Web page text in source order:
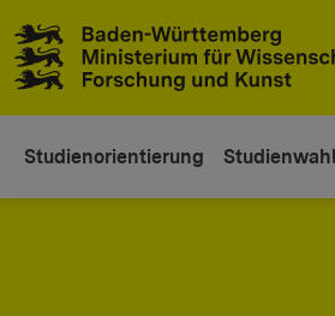
Studienorientierung